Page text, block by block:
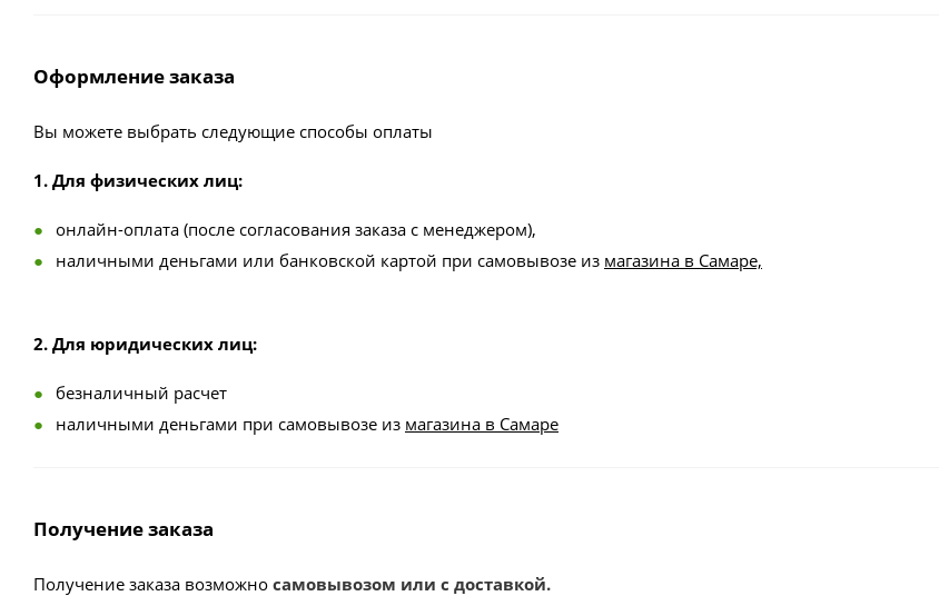
Оформление заказа
Вы можете выбрать следующие способы оплаты
1. Для физических лиц:
онлайн-оплата (после согласования заказа с менеджером),
наличными деньгами или банковской картой при самовывозе из магазина в Самаре,
2. Для юридических лиц:
безналичный расчет
наличными деньгами при самовывозе из магазина в Самаре
Получение заказа
Получение заказа возможно самовывозом или с доставкой.